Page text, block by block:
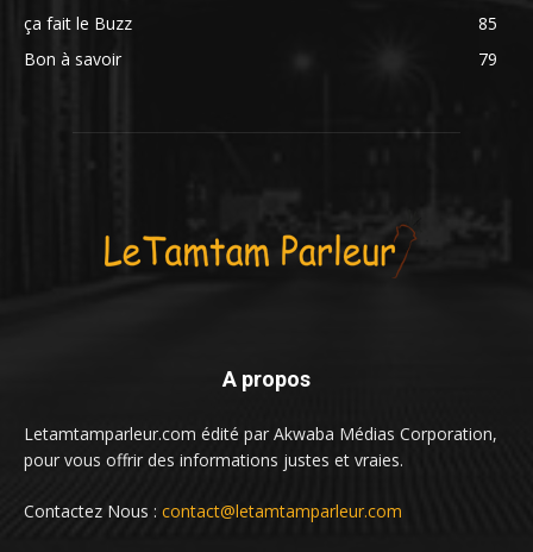
ça fait le Buzz
85
Bon à savoir
79
A propos
Letamtamparleur.com édité par Akwaba Médias Corporation,
pour vous offrir des informations justes et vraies.
Contactez Nous : contact@letamtamparleur.com